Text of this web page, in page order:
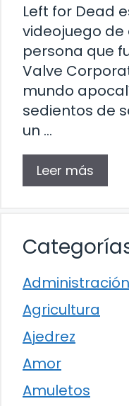
Left for Dead
videojuego
persona que
Valve
mundo
sedientos de
un …
Leer más
Administración
Agricultura
Ajedrez
Amor
Amuletos